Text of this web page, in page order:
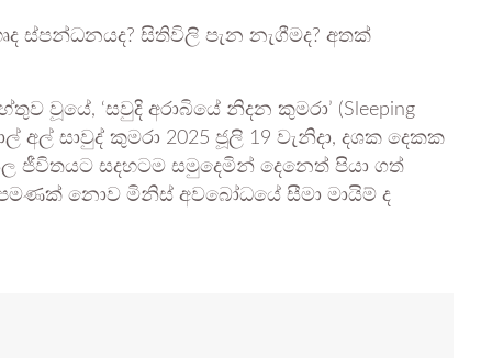
ස්පන්ධනයද? සිතිවිලි පැන නැගීමද? අතක්
වූයේ, ‘සවුදි අරාබියේ නිදන කුමරා’ (Sleeping
අල් සාවුද් කුමරා 2025 ජූලි 19 වැනිදා, දශක දෙකක
සදහටම සමුදෙමින් දෙනෙත් පියා ගත්
නොව මිනිස් අවබෝධයේ සීමා මායිම් ද